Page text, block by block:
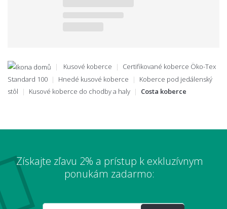
Kusové koberce
Certifikované koberce Öko-Tex
Standard 100
Hnedé kusové koberce
Koberce pod jedálenský
stôl
Kusové koberce do chodby a haly Costa koberce
Získajte zľavu 2% a prístup k exkluzívnym
ponukám zadarmo: